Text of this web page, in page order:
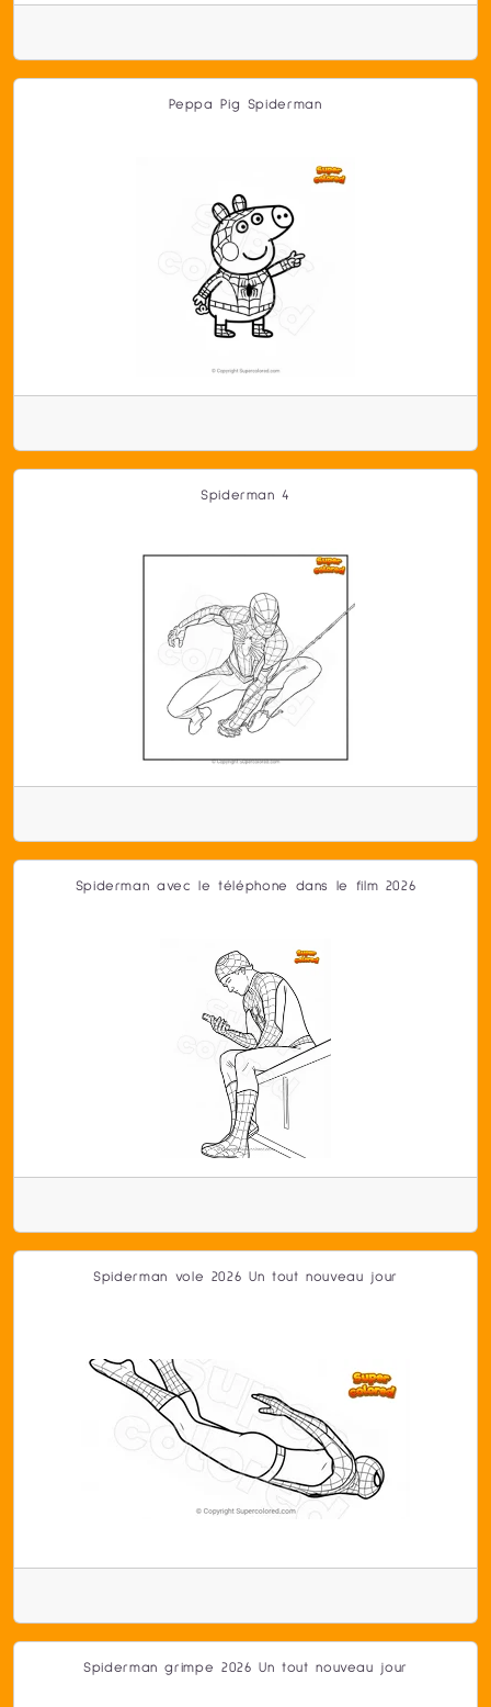
Peppa Pig Spiderman
Spiderman 4
Spiderman avec le téléphone dans le film 2026
Spiderman vole 2026 Un tout nouveau jour
Spiderman grimpe 2026 Un tout nouveau jour